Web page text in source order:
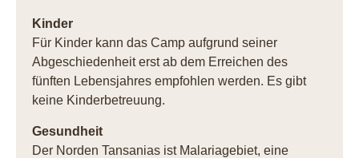
Kinder
Für Kinder kann das Camp aufgrund seiner
Abgeschiedenheit erst ab dem Erreichen des
fünften Lebensjahres empfohlen werden. Es gibt
keine Kinderbetreuung.
Gesundheit
Der Norden Tansanias ist Malariagebiet, eine